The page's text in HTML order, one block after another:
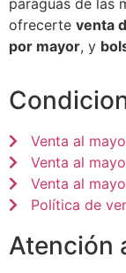
paraguas de las
ofrecerte venta
por mayor, y
Venta al
Venta al
Venta al
Política de
Atención